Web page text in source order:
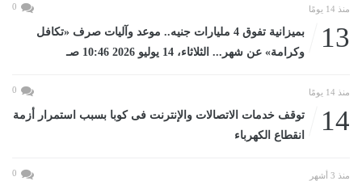
منذ 14 يومًا 0
13
بميزانية تفوق 4 مليارات جنيه.. موعد وآليات صرف «تكافل
وكرامة» عن شهر... الثلاثاء، 14 يوليو 2026 10:46 صـ
منذ 14 يومًا 0
14
توقف خدمات الاتصالات والإنترنت فى كوبا بسبب استمرار أزمة
انقطاع الكهرباء
منذ 3 أشهر 0